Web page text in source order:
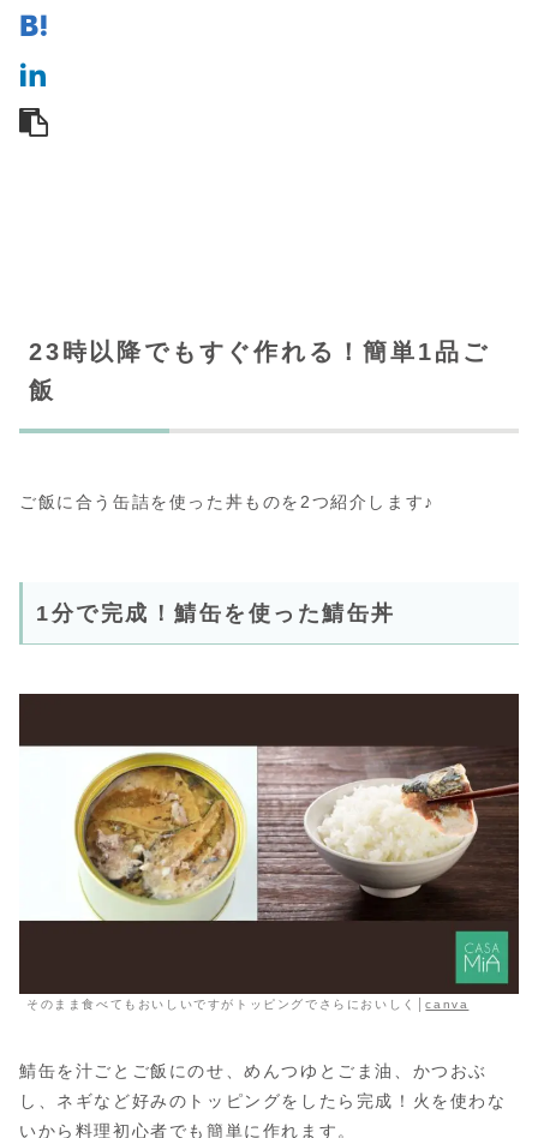
23時以降でもすぐ作れる！簡単1品ご
飯
ご飯に合う缶詰を使った丼ものを2つ紹介します♪
1分で完成！鯖缶を使った鯖缶丼
そのまま食べてもおいしいですがトッピングでさらにおいしく│canva
鯖缶を汁ごとご飯にのせ、めんつゆとごま油、かつおぶ
し、ネギなど好みのトッピングをしたら完成！火を使わな
いから料理初心者でも簡単に作れます。